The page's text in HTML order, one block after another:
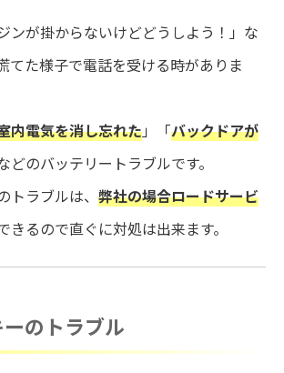
ンが掛からないけどどうしよう！」な
てた様子で電話を受ける時がありま
内電気を消し忘れた」「バックドアが
どのバッテリートラブルです。
トラブルは、弊社の場合ロードサービ
きるので直ぐに対処は出来ます。
のトラブル